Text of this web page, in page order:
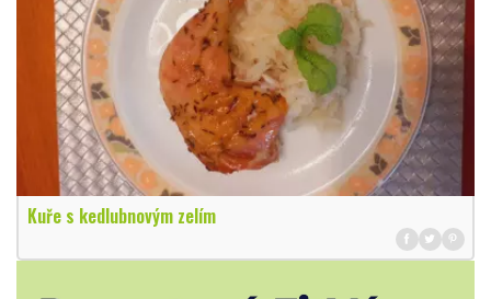
Kuře s kedlubnovým zelím